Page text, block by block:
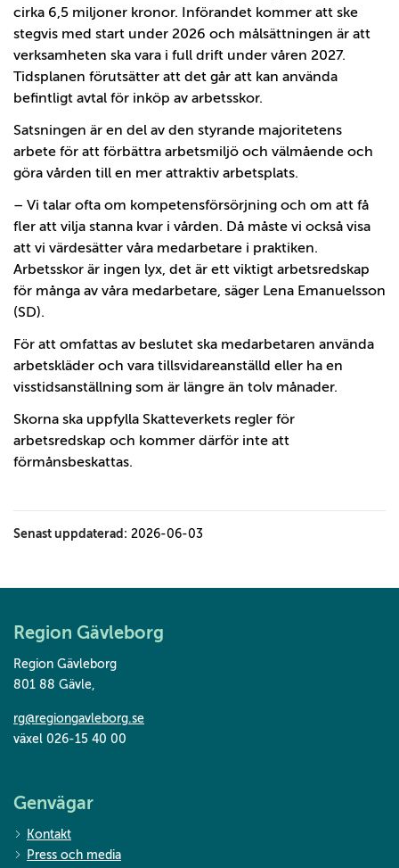
cirka 6,5 miljoner kronor. Införandet kommer att ske
stegvis med start under 2026 och målsättningen är att
verksamheten ska vara i full drift under våren 2027.
Tidsplanen förutsätter att det går att kan använda
befintligt avtal för inköp av arbetsskor.
Satsningen är en del av den styrande majoritetens
arbete för att förbättra arbetsmiljö och välmående och
göra vården till en mer attraktiv arbetsplats.
– Vi talar ofta om kompetensförsörjning och om att få
fler att vilja stanna kvar i vården. Då måste vi också visa
att vi värdesätter våra medarbetare i praktiken.
Arbetsskor är ingen lyx, det är ett viktigt arbetsredskap
för många av våra medarbetare, säger Lena Emanuelsson
(SD).
För att omfattas av beslutet ska medarbetaren använda
arbetskläder och vara tillsvidareanställd eller ha en
visstidsanställning som är längre än tolv månader.
Skorna ska uppfylla Skatteverkets regler för
arbetsredskap och kommer därför inte att
förmånsbeskattas.
Senast uppdaterad: 2026-06-03
Region Gävleborg
Region Gävleborg
801 88 Gävle,
rg@regiongavleborg.se
växel 026-15 40 00
Genvägar
Kontakt
Press och media